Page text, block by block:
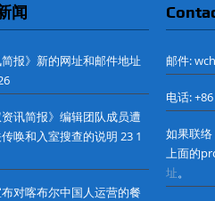
闻
简报》新的网址和邮件地址
讯简报》编辑团队成员遭
唤和入室搜查的说明 23 1
对喀布尔中国人运营的餐
邮件:
电话:
如果联
上面的
址。